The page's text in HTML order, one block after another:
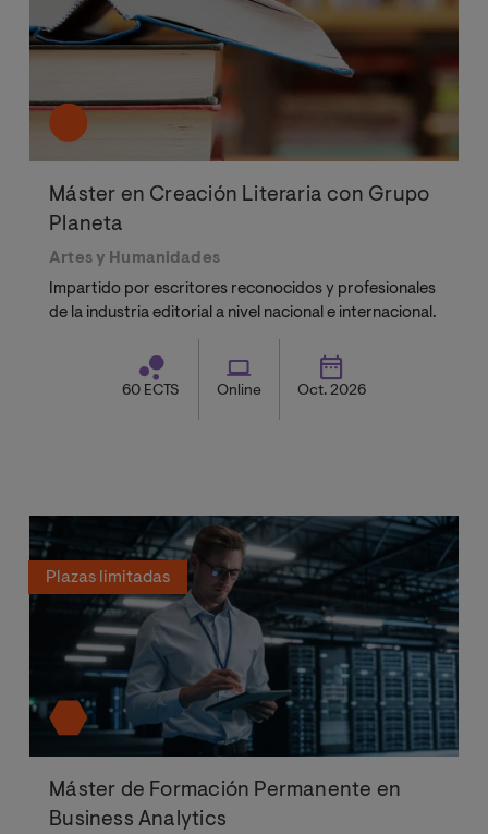
Máster en Creación Literaria con Grupo
Planeta
Artes y Humanidades
Impartido por escritores reconocidos y profesionales
de la industria editorial a nivel nacional e internacional.
60 ECTS Online Oct. 2026
Plazas limitadas
Máster de Formación Permanente en
Business Analytics